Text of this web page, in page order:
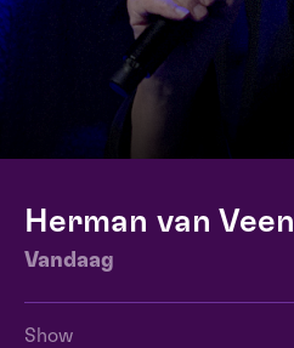
Herman van Veen
Vandaag
Show